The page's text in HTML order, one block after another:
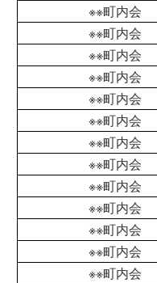
※※町内会
※※町内会
※※町内会
※※町内会
※※町内会
※※町内会
※※町内会
※※町内会
※※町内会
※※町内会
※※町内会
※※町内会
※※町内会